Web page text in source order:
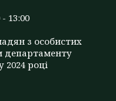
13:00
з особистих
департаменту
2024 році